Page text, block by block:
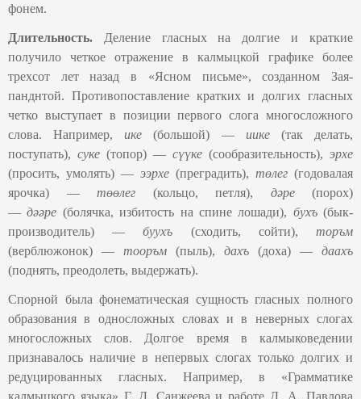
фонем.
Длительность. Деление гласных на долгие и краткие
получило четкое отражение в калмыцкой графике более
трехсот лет назад в «Ясном письме», созданном Зая-
панднтой. Противопоставление кратких и долгих гласных
четко выступает в позиции первого слога многосложного
слова. Например,ике(большой) — иике (так делать,
поступать), суке (топор) — сүүке (сообразительность), эрхе
(просить, умолять) — ээрхе (преградить), төлег (годовалая
ярочка) — төөлег (кольцо, петля), дәре (порох)
—дәәре (болячка, избитость на спине лошади), бухъ (бык-
производитель) —буухъ (сходить, сойти),торъм
(верблюжонок) — тооръм (пыль), дахъ (доха) —
даахъ
(поднять, преодолеть, выдержать).
Спорной была фонематическая сущность гласных полного
образования в односложных словах и в неверных слогах
многосложных слов. Долгое время в калмыковедении
признавалось наличие в непервых слогах только долгих и
редуцированных гласных. Например, в «Грамматике
калмыцкого языка» Г. Д. Санжеева и работе Д. А. Павлова